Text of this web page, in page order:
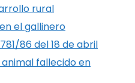
rural
el gallinero
86 del 18 de abril
fallecido en